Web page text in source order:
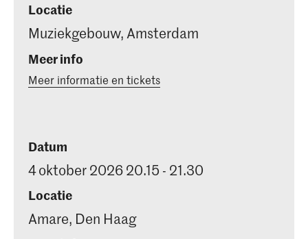
Locatie
Muziekgebouw, Amsterdam
Meer info
Meer informatie en tickets
Datum
4 oktober 2026 20.15 - 21.30
Locatie
Amare, Den Haag